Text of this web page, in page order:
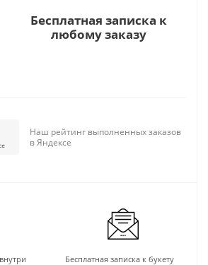
Бесплатная записка к
любому заказу
Наш рейтинг выполненных заказов
в Яндексе
Бесплатная записка к букету